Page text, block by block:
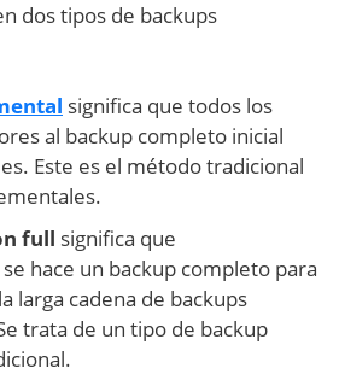
dos tipos de backups
significa que todos los
al backup completo inicial
Este es el método tradicional
full significa que
hace un backup completo para
larga cadena de backups
trata de un tipo de backup